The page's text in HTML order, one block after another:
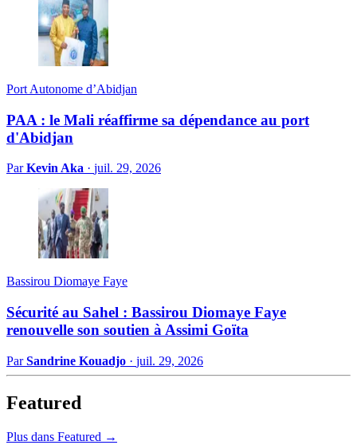
Port Autonome d’Abidjan
PAA : le Mali réaffirme sa dépendance au port
d'Abidjan
ParKevin Aka · juil. 29, 2026
Bassirou Diomaye Faye
Sécurité au Sahel : Bassirou Diomaye Faye
renouvelle son soutien à Assimi Goïta
ParSandrine Kouadjo · juil. 29, 2026
Featured
Plus dans Featured →